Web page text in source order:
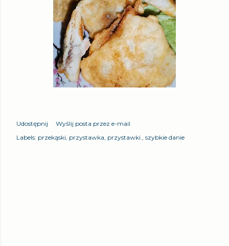
Udostępnij
Wyślij posta przez e-mail
Labels: przekąski przystawka przystawki. szybkie danie